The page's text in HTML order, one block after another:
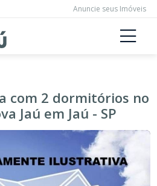
Anuncie seus Imóveis
com 2 dormitórios no
Jaú em Jaú - SP